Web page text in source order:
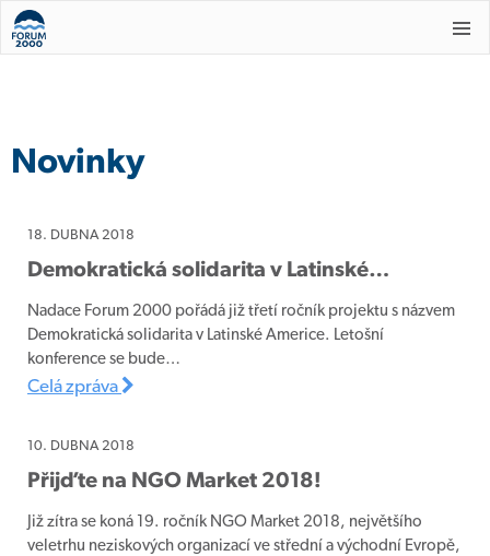
Novinky
18. DUBNA 2018
Demokratická solidarita v Latinské…
Nadace Forum 2000 pořádá již třetí ročník projektu s názvem
Demokratická solidarita v Latinské Americe. Letošní
konference se bude…
Celá zpráva
10. DUBNA 2018
Přijďte na NGO Market 2018!
Již zítra se koná 19. ročník NGO Market 2018, největšího
veletrhu neziskových organizací ve střední a východní Evropě,